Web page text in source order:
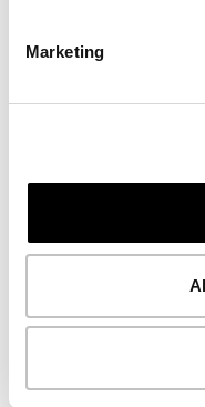
Marketing